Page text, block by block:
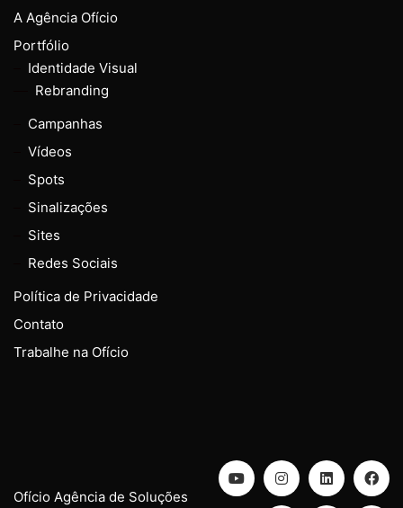
A Agência Ofício
Portfólio
Identidade Visual
Rebranding
Campanhas
Vídeos
Spots
Sinalizações
Sites
Redes Sociais
Política de Privacidade
Contato
Trabalhe na Ofício
Ofício Agência de Soluções